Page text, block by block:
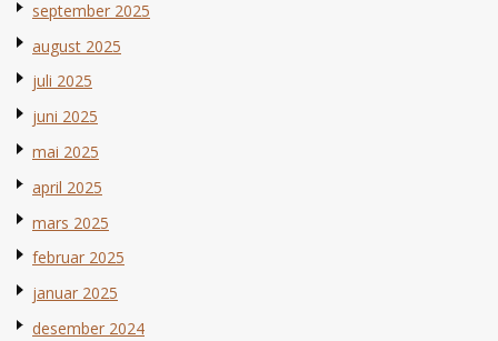
september 2025
august 2025
juli 2025
juni 2025
mai 2025
april 2025
mars 2025
februar 2025
januar 2025
desember 2024